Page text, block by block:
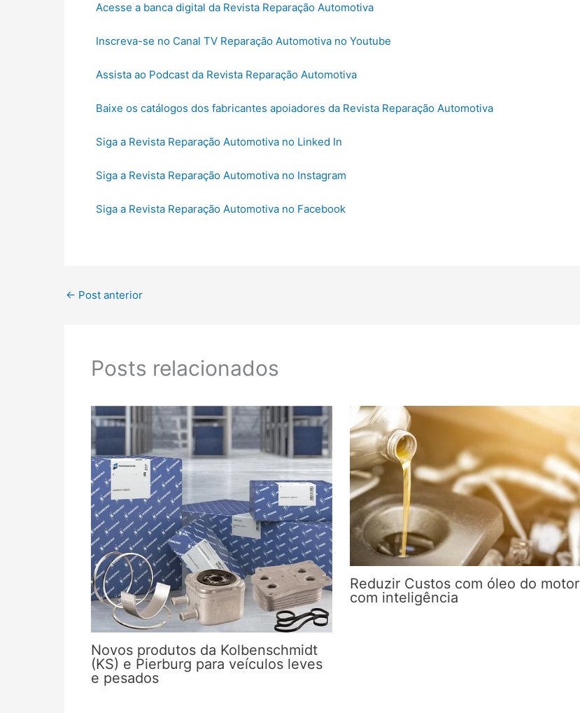
Acesse a banca digital da Revista Reparação Automotiva
Inscreva-se no Canal TV Reparação Automotiva no Youtube
Assista ao Podcast da Revista Reparação Automotiva
Baixe os catálogos dos fabricantes apoiadores da Revista Reparação Automotiva
Siga a Revista Reparação Automotiva no Linked In
Siga a Revista Reparação Automotiva no Instagram
Siga a Revista Reparação Automotiva no Facebook
← Post anterior
Posts relacionados
Novos produtos da Kolbenschmidt
(KS) e Pierburg para veículos leves
e pesados
Reduzir Custos com óleo do motor
com inteligência